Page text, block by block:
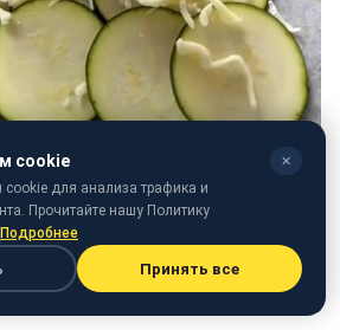
cookie ✕
для анализа трафика и
Прочитайте нашу Политику
Подробнее
Принять все